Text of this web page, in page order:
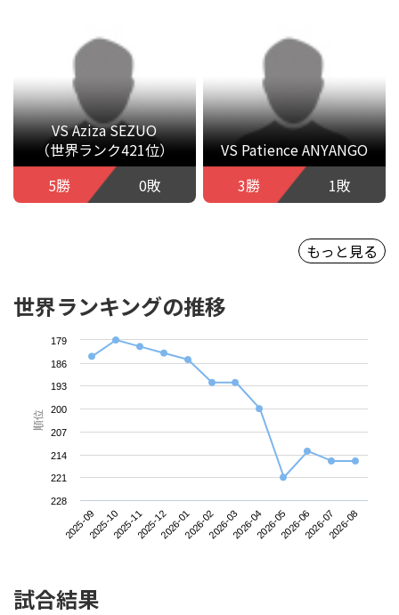
VS Aziza SEZUO
（世界ランク421位）
5勝
0敗
VS Patience ANYANGO
3勝
1敗
もっと見る
世界ランキングの推移
順位
2025-092025-102025-112025-122026-012026-022026-032026-042026-052026-062026-072026-08
179
186
193
200
207
214
221
228
試合結果